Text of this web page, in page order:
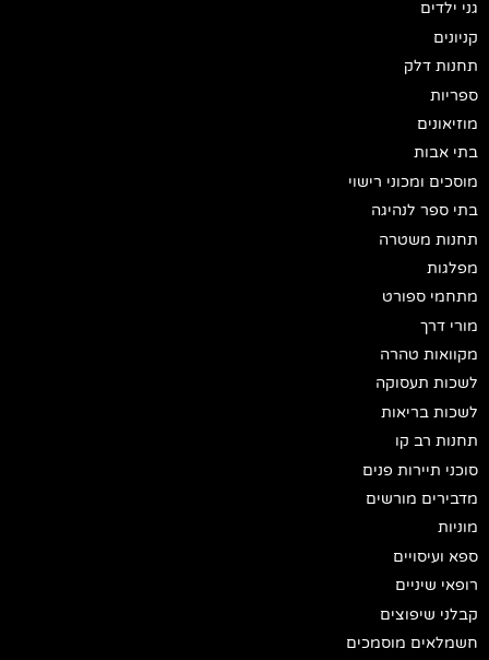
גני ילדים
קניונים
תחנות דלק
ספריות
מוזיאונים
בתי אבות
מוסכים ומכוני רישוי
בתי ספר לנהיגה
תחנות משטרה
מפלגות
מתחמי ספורט
מורי דרך
מקוואות טהרה
לשכות תעסוקה
לשכות בריאות
תחנות רב קו
סוכני תיירות פנים
מדבירים מורשים
מוניות
ספא ועיסויים
רופאי שיניים
קבלני שיפוצים
חשמלאים מוסמכים